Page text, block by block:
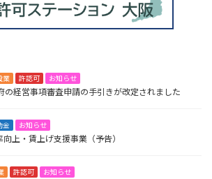
業 許認可 お知らせ
の経営事項審査申請の手引きが改定されました
金 お知らせ
上・賃上げ支援事業（予告）
許認可 お知らせ